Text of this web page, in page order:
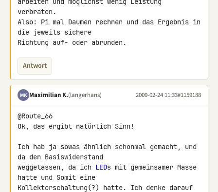
verbraten.
Also: Pi mal Daumen rechnen und das Ergebnis in
die jeweils sichere
Richtung auf- oder abrunden.
Antwort
MK Maximilian K.(langerhans) 2009-02-24 11:33#1159188
@Route_66
Ok, das ergibt natürlich Sinn!
Ich hab ja sowas ähnlich schonmal gemacht, und
da den Basiswiderstand
weggelassen, da ich LEDs mit gemeinsamer Masse
hatte und Somit eine
Kollektorschaltung(?) hatte. Ich denke darauf